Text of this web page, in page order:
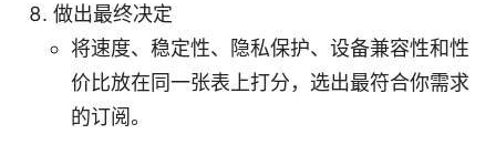
做出最终决定
将速度、稳定性、隐私保护、设备兼容性和性
价比放在同一张表上打分，选出最符合你需求
的订阅。